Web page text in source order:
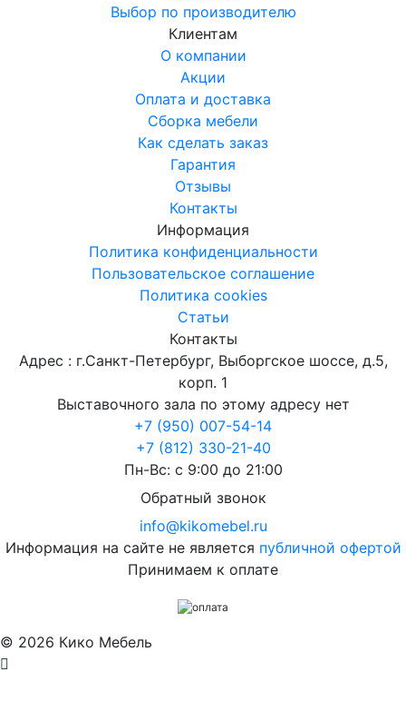
Выбор по производителю
Клиентам
О компании
Акции
Оплата и доставка
Сборка мебели
Как сделать заказ
Гарантия
Отзывы
Контакты
Информация
Политика конфиденциальности
Пользовательское соглашение
Политика cookies
Статьи
Контакты
Адрес : г.Санкт-Петербург, Выборгское шоссе, д.5,
корп. 1
Выставочного зала по этому адресу нет
+7 (950) 007-54-14
+7 (812) 330-21-40
Пн-Вс: с 9:00 до 21:00
Обратный звонок
info@kikomebel.ru
Информация на сайте не является публичной офертой
Принимаем к оплате
© 2026 Кико Мебель